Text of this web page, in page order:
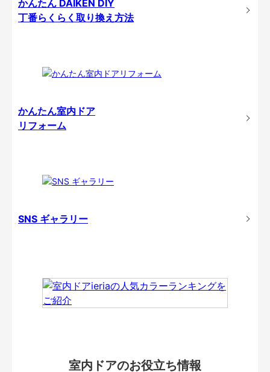
かんたん DAIKEN DIY
丁番らくらく取り換え方法
かんたん室内ドア
リフォーム
SNS ギャラリー
室内ドアのお役立ち情報